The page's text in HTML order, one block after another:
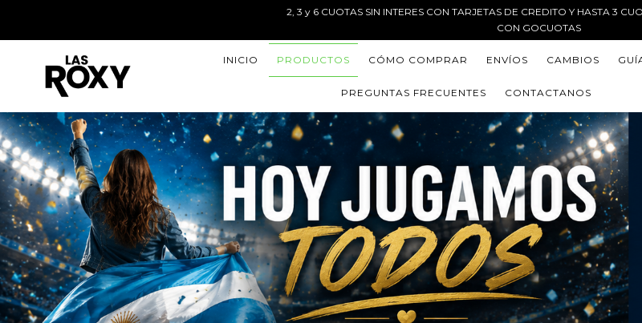
2, 3 y 6 CUOTAS SIN INTERES CON TARJETAS DE CREDITO Y HASTA 3
CON GOCUOTAS
INICIO PRODUCTOS CÓMO COMPRAR ENVÍOS CAMBIOS
PREGUNTAS FRECUENTES CONTACTANOS